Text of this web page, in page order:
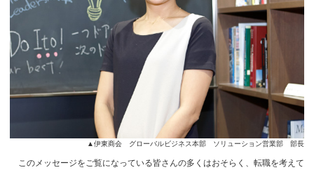
▲伊東商会 グローバルビジネス本部 ソリューション営業部 部長
このメッセージをご覧になっている皆さんの多くはおそらく、転職を考えて